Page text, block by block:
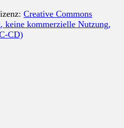
Creative Commons
keine kommerzielle Nutzung,
CD)